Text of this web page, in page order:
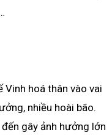
Vinh hoá thân vào vai
nhiều hoài bão.
gây ảnh hưởng lớn